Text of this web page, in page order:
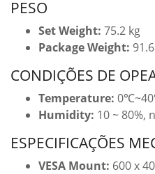
PESO
Set Weight: 75.2 kg
Package Weight:
CONDIÇÕES DE
Temperature:
Humidity: 10 ~ 80%,
ESPECIFICAÇÕES
VESA Mount: 600 x